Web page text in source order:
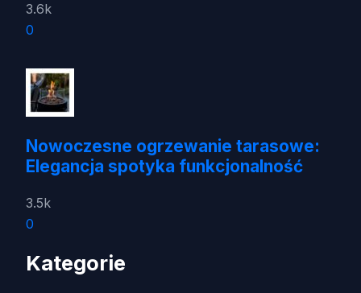
3.6k
0
Nowoczesne ogrzewanie tarasowe:
Elegancja spotyka funkcjonalność
3.5k
0
Kategorie